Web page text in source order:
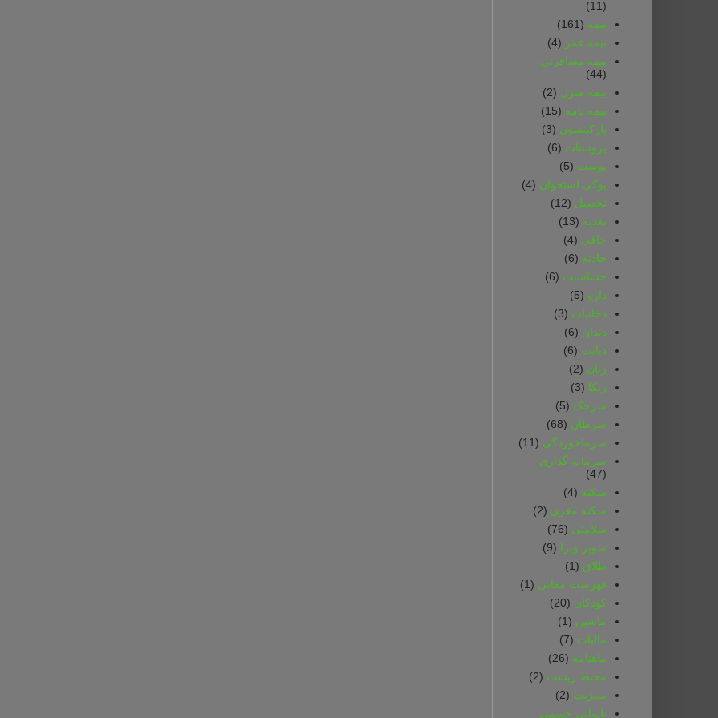
(11)
بیمه (161)
بیمه‌ عمر (4)
بیمه‌ مسافرتی‌
(44)
بیمه‌ منزل (2)
بیمه‌ نامه (15)
پارکینسون (3)
پروستات (6)
پوست (5)
پوکی استخوان (4)
تحصیل (12)
تغذیه (13)
چاقی (4)
حادثه (6)
حساسیت (6)
دارو (5)
دخانیات (3)
دندان (6)
دیابت (6)
زنان (2)
زیکا (3)
سرخک (5)
سرطان (68)
سرماخوردگی (11)
سرمایه گذاری
(47)
سکته (4)
سکته مغزی (2)
سلامتی (76)
سوپر ویزا
(9)
طلاق (1)
فهرست معانی (1)
کودکان (20)
ماشین (1)
مالیات (7)
ماهنامه (26)
محیط زیست (2)
مننژیت (2)
ناتوانی جسمی‌